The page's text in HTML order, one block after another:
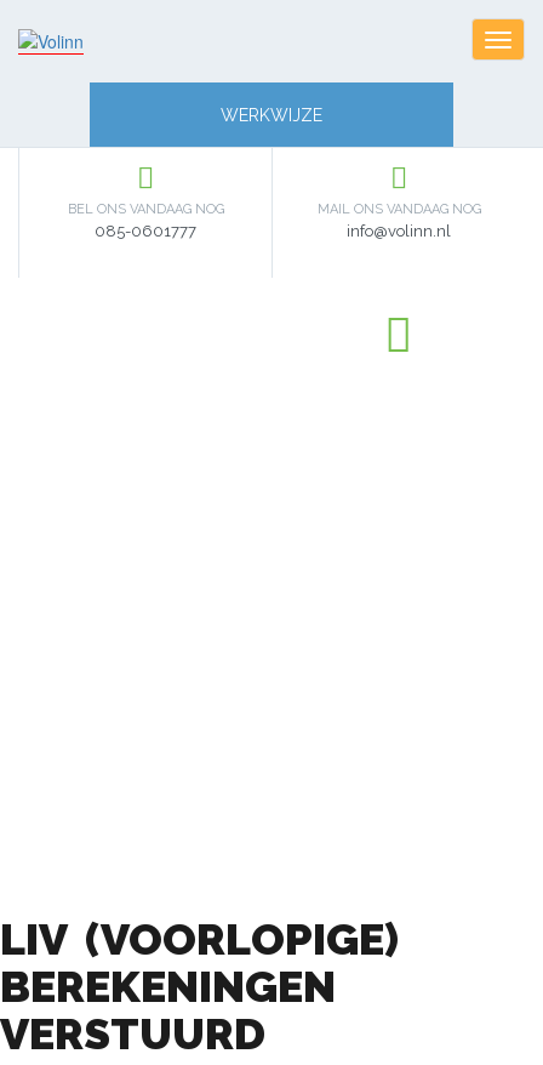
WERKWIJZE
MAIL ONS VANDAAG NOG
info@volinn.nl
BEL ONS VANDAAG NOG
085-0601777
LIV (VOORLOPIGE)
BEREKENINGEN
VERSTUURD